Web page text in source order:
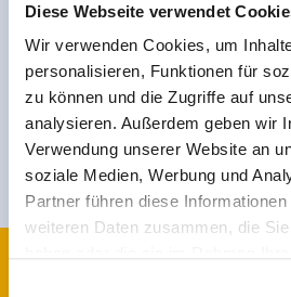
Diese Webseite verwendet
Wir verwenden Cookies, um
personalisieren, Funktionen für
zu können und die Zugriffe auf
analysieren. Außerdem geben wir
Verwendung unserer Website an
soziale Medien, Werbung und
Partner führen diese
weiteren Daten zusammen, die
Meld u nu aan voor
Registreer